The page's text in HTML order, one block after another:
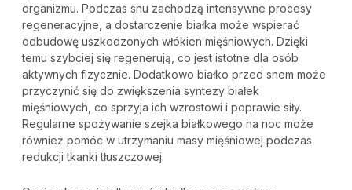
organizmu. Podczas snu zachodzą intensywne procesy
regeneracyjne, a dostarczenie białka może wspierać
odbudowę uszkodzonych włókien mięśniowych. Dzięki
temu szybciej się regenerują, co jest istotne dla osób
aktywnych fizycznie. Dodatkowo białko przed snem może
przyczynić się do zwiększenia syntezy białek
mięśniowych, co sprzyja ich wzrostowi i poprawie siły.
Regularne spożywanie szejka białkowego na noc może
również pomóc w utrzymaniu masy mięśniowej podczas
redukcji tkanki tłuszczowej.